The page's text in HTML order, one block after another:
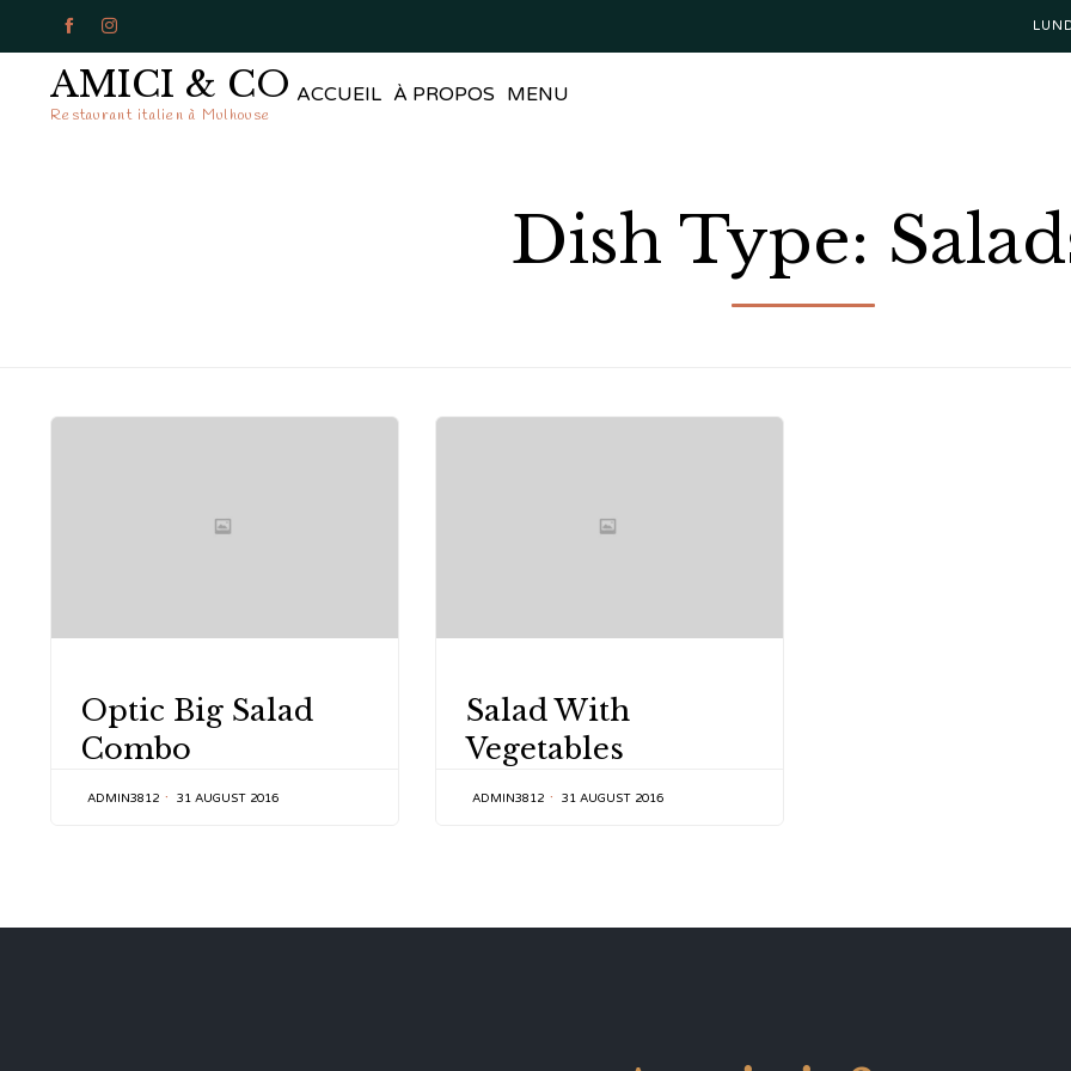
 
AMICI & CO
Restaurant italien à Mulhouse
ACCUEIL À PROPOS MENU
Dish Type:
Optic Big Salad
Combo
ADMIN3812 31 AUGUST 2016
Salad With
Vegetables
ADMIN3812 31 AUGUST 2016